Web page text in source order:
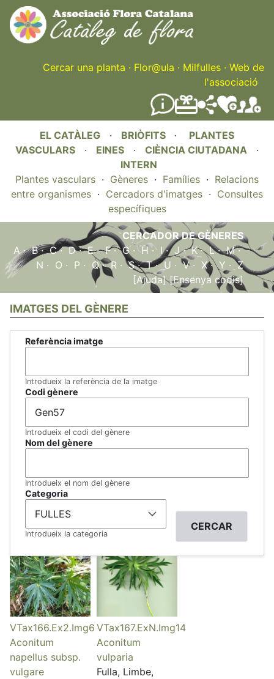
Skip
to
main
content
Cercar una planta · Flor@ula · Milfulles · Web de
l'associació
EL CATÀLEG · BRIÒFITS · PLANTES
VASCULARS · EINES · CIÈNCIA CIUTADANA ·
INTERN
Plantes vasculars · Gèneres · Famílies · Relacions
entre organismes · Cercadors d'imatges · Consultes
específiques
CERCADOR DE GÈNERES
A·B·C·D·E·F·G·H · I·J·K·L·M·
N · O · P · Q·R ·S·T·U ·V· X·Y ·Z
[Ajuda][Ensenya codis]
IMATGES DEL GÈNERE
Referència imatge
Introdueix la referència de la imatge
Codi gènere
Introdueix el codi del gènere
Nom del gènere
Introdueix el nom del gènere
Categoria
Introdueix la categoria
VTax166.Ex2.Img6
Aconitum
napellus subsp.
vulgare
VTax167.ExN.Img14
Aconitum
vulparia
Fulla, Limbe,